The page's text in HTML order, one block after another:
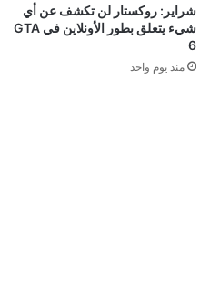
شراير: روكستار لن تكشف عن أي
شيء يتعلق بطور الأونلاين في GTA
6
منذ يوم واحد